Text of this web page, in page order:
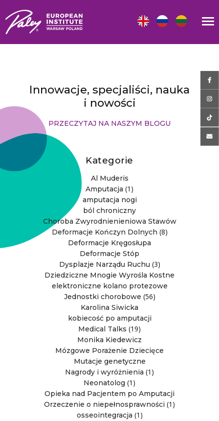
Innowacje, specjaliści, nauka
i nowości
PRZECZYTAJ NA NASZYM BLOGU
Kategorie
Al Muderis
Amputacja (1)
amputacja nogi
ból chroniczny
Choroba Zwyrodnienieniowa Stawów
Deformacje Kończyn Dolnych (8)
Deformacje Kręgosłupa
Deformacje Stóp
Dysplazje Narządu Ruchu (3)
Dziedziczne Mnogie Wyrośla Kostne
elektroniczne kolano protezowe
Jednostki chorobowe (56)
Karolina Siwicka
kobiecość po amputacji
Medical Talks (19)
Monika Kiedewicz
Mózgowe Porażenie Dziecięce
Mutacje genetyczne
Nagrody i wyróżnienia (1)
Neonatolog (1)
Opieka nad Pacjentem po Amputacji
Orzeczenie o niepełnosprawności (1)
osseointegracja (1)